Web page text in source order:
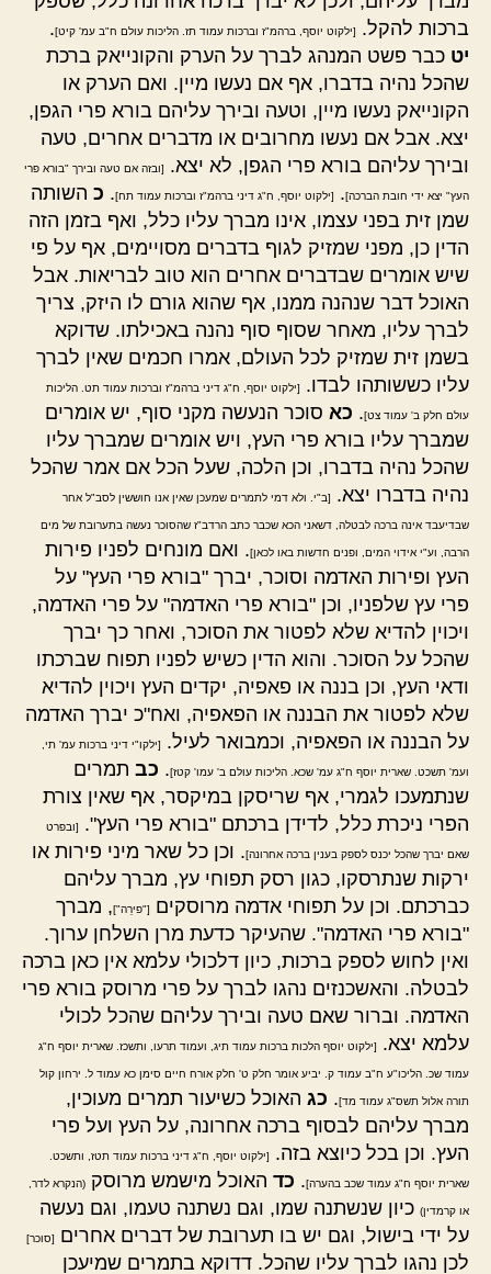
ברכות להקל.
[ילקוט יוסף, ברהמ"ז וברכות עמוד תז. הליכות עולם ח"ב עמ' קיט].
יט כבר פשט המנהג לברך על הערק והקונייאק ברכת
שהכל נהיה בדברו, אף אם נעשו מיין. ואם הערק או
הקונייאק נעשו מיין, וטעה ובירך עליהם בורא פרי הגפן,
יצא. אבל אם נעשו מחרובים או מדברים אחרים, טעה
ובירך עליהם בורא פרי הגפן, לא יצא.
[ובזה אם טעה ובירך "בורא פרי
העץ" יצא ידי חובת הברכה]. [ילקוט יוסף, ח"ג דיני ברהמ"ז וברכות עמוד תח]. כ השותה
שמן זית בפני עצמו, אינו מברך עליו כלל, ואף בזמן הזה
הדין כן, מפני שמזיק לגוף בדברים מסויימים, אף על פי
שיש אומרים שבדברים אחרים הוא טוב לבריאות. אבל
האוכל דבר שנהנה ממנו, אף שהוא גורם לו היזק, צריך
לברך עליו, מאחר שסוף סוף נהנה באכילתו. שדוקא
בשמן זית שמזיק לכל העולם, אמרו חכמים שאין לברך
עליו כששותהו לבדו.
[ילקוט יוסף, ח"ג דיני ברהמ"ז וברכות עמוד תט. הליכות
עולם חלק ב' עמוד צט]. כא סוכר הנעשה מקני סוף, יש אומרים
שמברך עליו בורא פרי העץ, ויש אומרים שמברך עליו
שהכל נהיה בדברו, וכן הלכה, שעל הכל אם אמר שהכל
נהיה בדברו יצא.
[ב"י. ולא דמי לתמרים שמעכן שאין אנו חוששין לסב"ל אחר
שבדיעבד אינה ברכה לבטלה, דשאני הכא שכבר כתב הרדב"ז שהסוכר נעשה בתערובת של מים
הרבה, וע"י אידוי המים, ופנים חדשות באו לכאן]. ואם מונחים לפניו פירות
העץ ופירות האדמה וסוכר, יברך "בורא פרי העץ" על
פרי עץ שלפניו, וכן "בורא פרי האדמה" על פרי האדמה,
ויכוין להדיא שלא לפטור את הסוכר, ואחר כך יברך
שהכל על הסוכר. והוא הדין כשיש לפניו תפוח שברכתו
ודאי העץ, וכן בננה או פאפיה, יקדים העץ ויכוין להדיא
שלא לפטור את הבננה או הפאפיה, ואח"כ יברך האדמה
על הבננה או הפאפיה, וכמבואר לעיל.
[ילקו"י דיני ברכות עמ' תי,
ועמ' תשכט. שארית יוסף ח"ג עמ' שכא. הליכות עולם ב' עמו' קטז]. כב תמרים
שנתמעכו לגמרי, אף שריסקן במיקסר, אף שאין צורת
הפרי ניכרת כלל, לדידן ברכתם "בורא פרי העץ".
[ובפרט
שאם יברך שהכל יכנס לספק בענין ברכה אחרונה]. וכן כל שאר מיני פירות או
ירקות שנתרסקו, כגון רסק תפוחי עץ, מברך עליהם
כברכתם. וכן על תפוחי אדמה מרוסקים
["פירֵה"], מברך
"בורא פרי האדמה". שהעיקר כדעת מרן השלחן ערוך.
ואין לחוש לספק ברכות, כיון דלכולי עלמא אין כאן ברכה
לבטלה. והאשכנזים נהגו לברך על פרי מרוסק בורא פרי
האדמה. וברור שאם טעה ובירך עליהם שהכל לכולי
עלמא יצא.
[ילקוט יוסף הלכות ברכות עמוד תיג, ועמוד תרעו, ותשכז. שארית יוסף ח"ג
עמוד שכ. הליכו"ע ח"ב עמוד ק. יביע אומר חלק ט' חלק אורח חיים סימן כא עמוד ל. ירחון קול
תורה אלול תשס"ג עמוד מד]. כג האוכל כשיעור תמרים מעוכין,
מברך עליהם לבסוף ברכה אחרונה, על העץ ועל פרי
העץ. וכן בכל כיוצא בזה.
[ילקוט יוסף, ח"ג דיני ברכות עמוד תטז, ותשכט.
שארית יוסף ח"ג עמוד שכב בהערה]. כד האוכל מישמש מרוסק (הנקרא לדר,
או קרמדין) כיון שנשתנה שמו, וגם נשתנה טעמו, וגם נעשה
על ידי בישול, וגם יש בו תערובת של דברים אחרים
[סוכר]
לכן נהגו לברך עליו שהכל. דדוקא בתמרים שמיעכן